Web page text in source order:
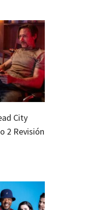
City
2 Revisión